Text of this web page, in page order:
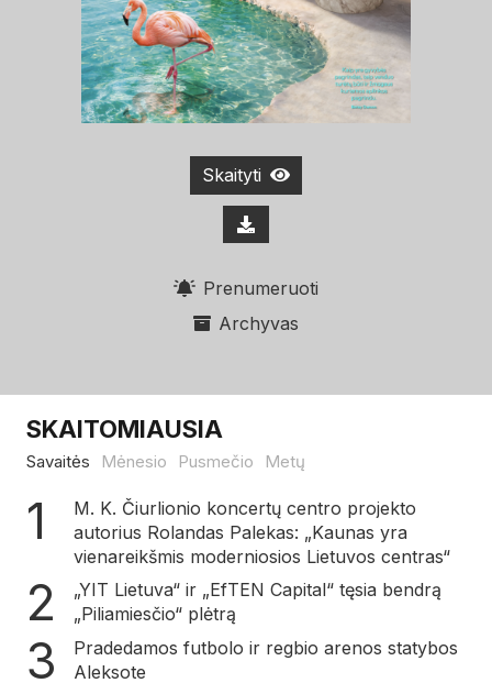
Skaityti
Prenumeruoti
Archyvas
SKAITOMIAUSIA
Savaitės Mėnesio Pusmečio Metų
M. K. Čiurlionio koncertų centro projekto
autorius Rolandas Palekas: „Kaunas yra
vienareikšmis moderniosios Lietuvos centras“
„YIT Lietuva“ ir „EfTEN Capital“ tęsia bendrą
„Piliamiesčio“ plėtrą
Pradedamos futbolo ir regbio arenos statybos
Aleksote